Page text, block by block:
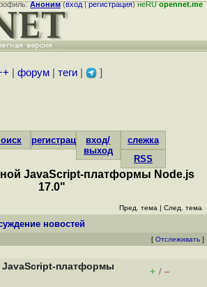
Аноним(вход|регистрация)неRUopennet.me
форум| теги| ]
регистрациявход/
выход
слежка
RSS
JavaScript-платформы Node.js
17.0"
Пред. тема | След. тема
новостей
[ Отслеживать ]
платформы
+ / –